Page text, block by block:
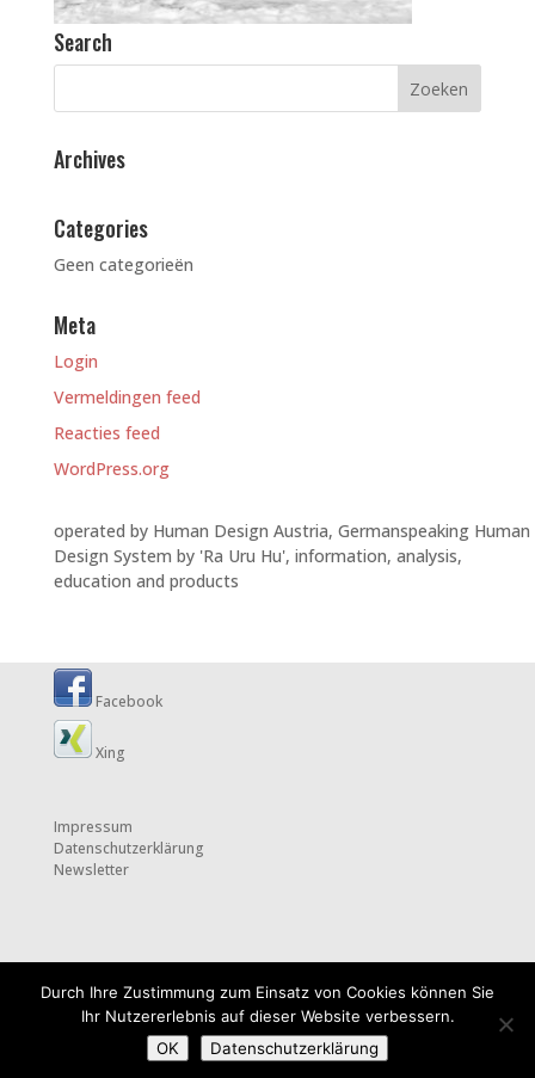
Search
Archives
Categories
Geen categorieën
Meta
Login
Vermeldingen feed
Reacties feed
WordPress.org
operated by Human Design Austria, Germanspeaking Human
Design System by 'Ra Uru Hu', information, analysis,
education and products
Facebook
Xing
Impressum
Datenschutzerklärung
Newsletter
Durch Ihre Zustimmung zum Einsatz von Cookies können Sie
Ihr Nutzererlebnis auf dieser Website verbessern.
OK
Datenschutzerklärung